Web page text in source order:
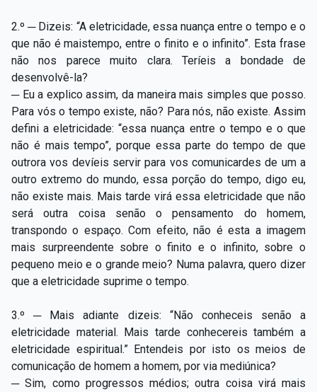
2.º ─ Dizeis: “A eletricidade, essa nuança entre o tempo e o
que não é maistempo, entre o finito e o infinito”. Esta frase
não nos parece muito clara. Teríeis a bondade de
desenvolvê-la?
─ Eu a explico assim, da maneira mais simples que posso.
Para vós o tempo existe, não? Para nós, não existe. Assim
defini a eletricidade: “essa nuança entre o tempo e o que
não é mais tempo”, porque essa parte do tempo de que
outrora vos devíeis servir para vos comunicardes de um a
outro extremo do mundo, essa porção do tempo, digo eu,
não existe mais. Mais tarde virá essa eletricidade que não
será outra coisa senão o pensamento do homem,
transpondo o espaço. Com efeito, não é esta a imagem
mais surpreendente sobre o finito e o infinito, sobre o
pequeno meio e o grande meio? Numa palavra, quero dizer
que a eletricidade suprime o tempo.
3.º ─ Mais adiante dizeis: “Não conheceis senão a
eletricidade material. Mais tarde conhecereis também a
eletricidade espiritual.” Entendeis por isto os meios de
comunicação de homem a homem, por via mediúnica?
─ Sim, como progressos médios; outra coisa virá mais